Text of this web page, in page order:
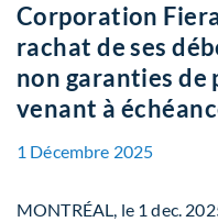
Corporation
rachat de ses
non garanties de
venant à
1 Décembre 2025
MONTRÉAL, le 1 dec.